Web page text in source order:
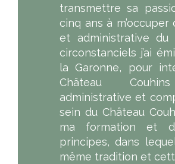
transmettre sa
cinq ans à
et administrative du
circonstanciels j’ai
la Garonne, pour
Château
administrative et
sein du Château
ma formation et
principes, dans
même tradition et